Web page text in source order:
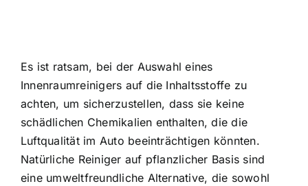
Es ist ratsam, bei der Auswahl eines
Innenraumreinigers auf die Inhaltsstoffe zu
achten, um sicherzustellen, dass sie keine
schädlichen Chemikalien enthalten, die die
Luftqualität im Auto beeinträchtigen könnten.
Natürliche Reiniger auf pflanzlicher Basis sind
eine umweltfreundliche Alternative, die sowohl